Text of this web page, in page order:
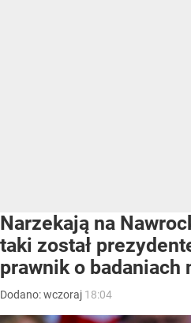
Narzekają na
taki został
prawnik o badaniach
Dodano:wczoraj 18:04